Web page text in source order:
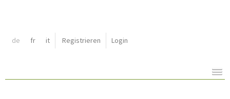
de fr it Registrieren Login